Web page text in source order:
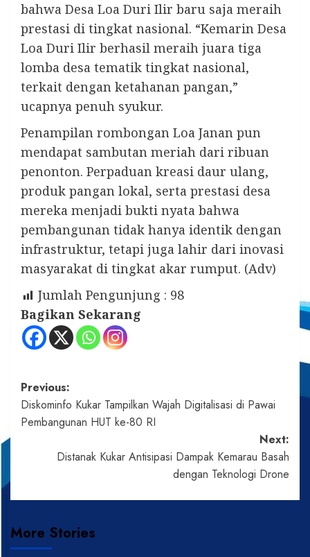
bahwa Desa Loa Duri Ilir baru saja meraih
prestasi di tingkat nasional. “Kemarin Desa
Loa Duri Ilir berhasil meraih juara tiga
lomba desa tematik tingkat nasional,
terkait dengan ketahanan pangan,”
ucapnya penuh syukur.
Penampilan rombongan Loa Janan pun
mendapat sambutan meriah dari ribuan
penonton. Perpaduan kreasi daur ulang,
produk pangan lokal, serta prestasi desa
mereka menjadi bukti nyata bahwa
pembangunan tidak hanya identik dengan
infrastruktur, tetapi juga lahir dari inovasi
masyarakat di tingkat akar rumput. (Adv)
Jumlah Pengunjung : 98
Bagikan Sekarang
Post
navigation
Previous:
Diskominfo Kukar Tampilkan Wajah Digitalisasi di Pawai
Pembangunan HUT ke-80 RI
Next:
Distanak Kukar Antisipasi Dampak Kemarau Basah
dengan Teknologi Drone
More Stories